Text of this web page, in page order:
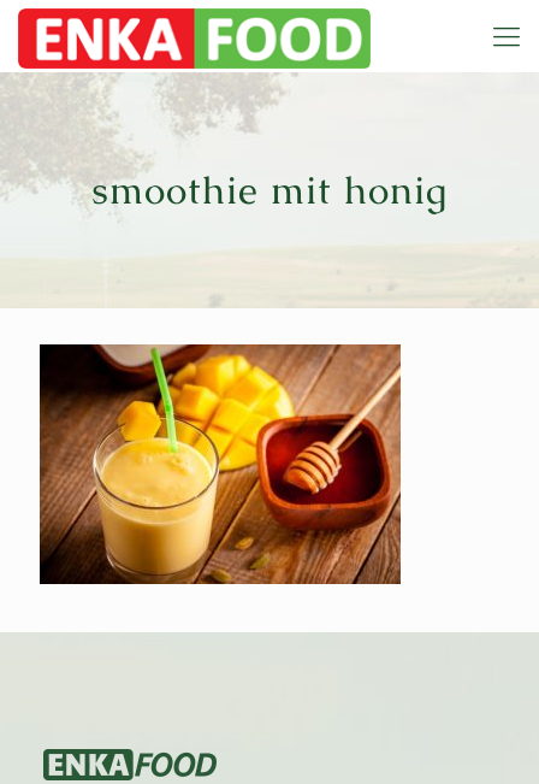
smoothie mit honig